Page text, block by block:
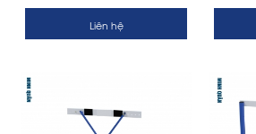
Liên hệ